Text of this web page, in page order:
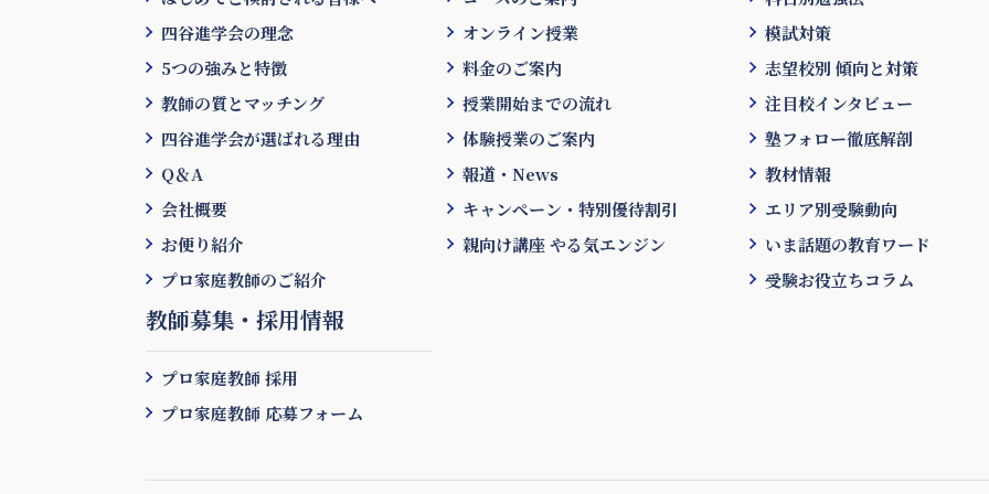
四谷進学会の理念
5つの強みと特徴
教師の質とマッチング
四谷進学会が選ばれる理由
Q＆A
会社概要
お便り紹介
プロ家庭教師のご紹介
オンライン授業
料金のご案内
授業開始までの流れ
体験授業のご案内
報道・News
キャンペーン・特別優待割引
親向け講座 やる気エンジン
模試対策
志望校別 傾向と対策
注目校インタビュー
塾フォロー徹底解剖
教材情報
エリア別受験動向
いま話題の教育ワード
受験お役立ちコラム
教師募集・採用情報
プロ家庭教師 採用
プロ家庭教師 応募フォーム